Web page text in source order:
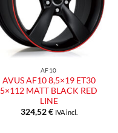
AF10
AVUS AF10 8,5×19 ET30
5×112 MATT BLACK RED
LINE
324,52€ IVA incl.